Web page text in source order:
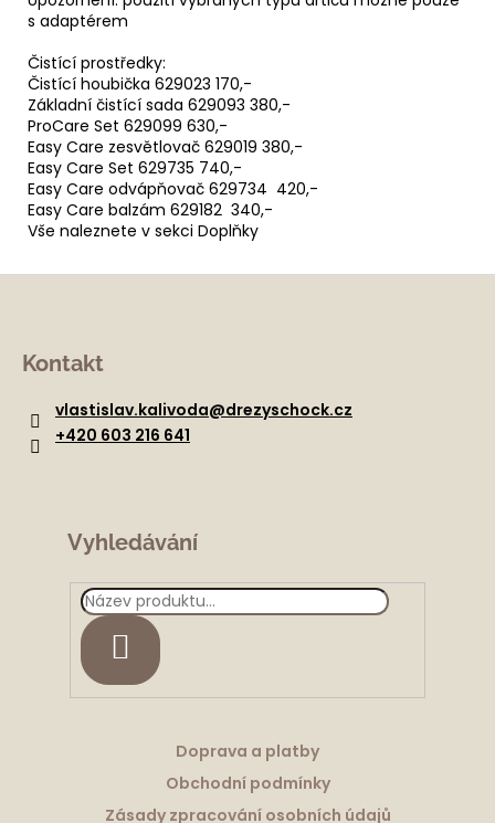
s adaptérem
Čistící prostředky:
Čistící houbička 629023 170,-
Základní čistící sada 629093 380,-
ProCare Set 629099 630,-
Easy Care zesvětlovač 629019 380,-
Easy Care Set 629735 740,-
Easy Care odvápňovač 629734 420,-
Easy Care balzám 629182 340,-
Vše naleznete v sekci Doplňky
Kontakt
vlastislav.kalivoda@drezyschock.cz
+420 603 216 641
Vyhledávání
HLEDAT
Doprava a platby
Obchodní podmínky
Zásady zpracování osobních údajů